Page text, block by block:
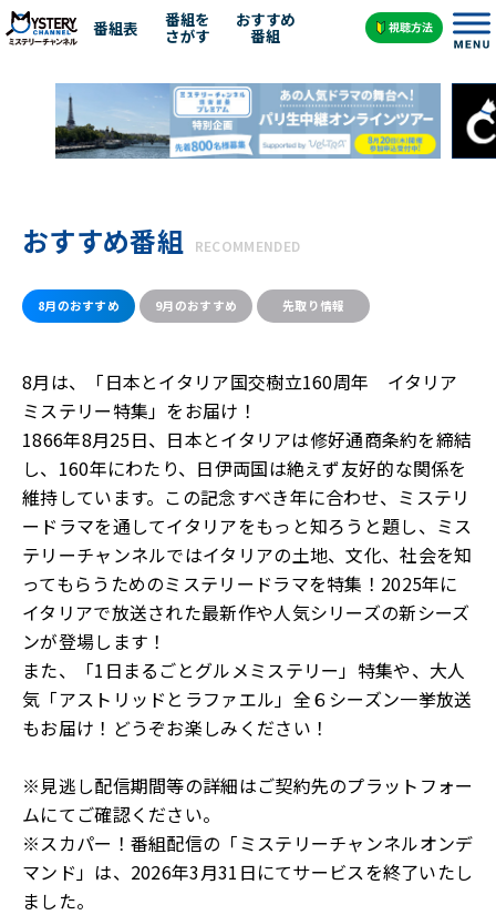
番組表 番組を
さがす
おすすめ
番組
おすすめ番組 RECOMMENDED
8月のおすすめ 9月のおすすめ 先取り情報
8月は、「日本とイタリア国交樹立160周年 イタリア
ミステリー特集」をお届け！
1866年8月25日、日本とイタリアは修好通商条約を締結
し、160年にわたり、日伊両国は絶えず友好的な関係を
維持しています。この記念すべき年に合わせ、ミステリ
ードラマを通してイタリアをもっと知ろうと題し、ミス
テリーチャンネルではイタリアの土地、文化、社会を知
ってもらうためのミステリードラマを特集！2025年に
イタリアで放送された最新作や人気シリーズの新シーズ
ンが登場します！
また、「1日まるごとグルメミステリー」特集や、大人
気「アストリッドとラファエル」全６シーズン一挙放送
もお届け！どうぞお楽しみください！
※見逃し配信期間等の詳細はご契約先のプラットフォー
ムにてご確認ください。
※スカパー！番組配信の「ミステリーチャンネルオンデ
マンド」は、2026年3月31日にてサービスを終了いたし
ました。